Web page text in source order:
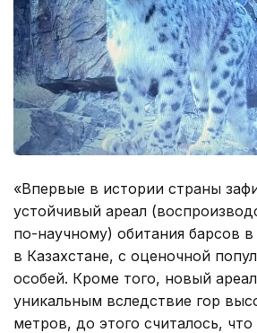
«Впервые в истории страны
устойчивый ареал
по-научному) обитания барсов
в Казахстане, с оценочной
особей. Кроме того, новый ареал
уникальным вследствие гор
метров, до этого считалось,